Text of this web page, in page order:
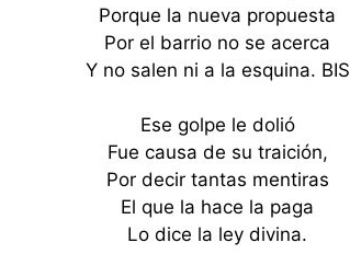
Porque la nueva propuesta
Por el barrio no se acerca
Y no salen ni a la esquina. BIS
Ese golpe le dolió
Fue causa de su traición,
Por decir tantas mentiras
El que la hace la paga
Lo dice la ley divina.